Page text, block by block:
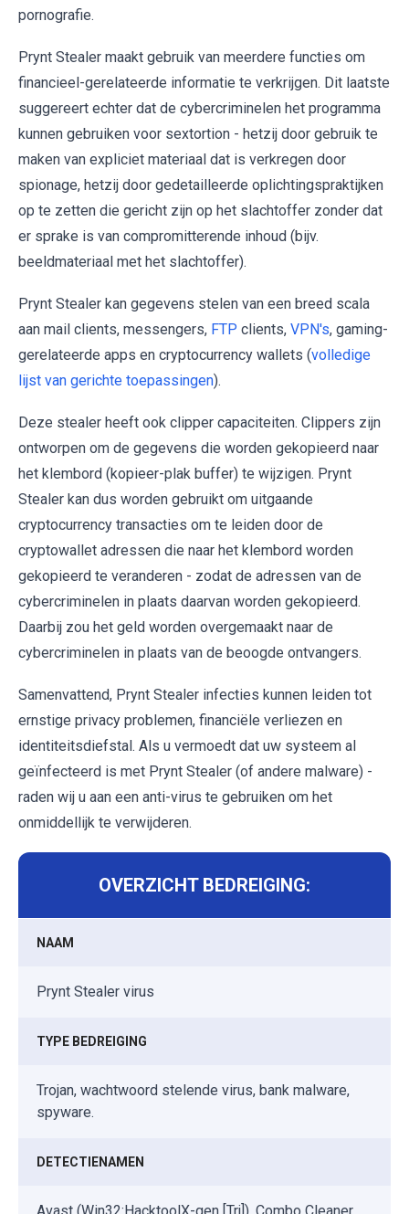
pornografie.
Prynt Stealer maakt gebruik van meerdere functies om
financieel-gerelateerde informatie te verkrijgen. Dit laatste
suggereert echter dat de cybercriminelen het programma
kunnen gebruiken voor sextortion - hetzij door gebruik te
maken van expliciet materiaal dat is verkregen door
spionage, hetzij door gedetailleerde oplichtingspraktijken
op te zetten die gericht zijn op het slachtoffer zonder dat
er sprake is van compromitterende inhoud (bijv.
beeldmateriaal met het slachtoffer).
Prynt Stealer kan gegevens stelen van een breed scala
aan mail clients, messengers, FTP clients, VPN's, gaming-
gerelateerde apps en cryptocurrency wallets (volledige
lijst van gerichte toepassingen).
Deze stealer heeft ook clipper capaciteiten. Clippers zijn
ontworpen om de gegevens die worden gekopieerd naar
het klembord (kopieer-plak buffer) te wijzigen. Prynt
Stealer kan dus worden gebruikt om uitgaande
cryptocurrency transacties om te leiden door de
cryptowallet adressen die naar het klembord worden
gekopieerd te veranderen - zodat de adressen van de
cybercriminelen in plaats daarvan worden gekopieerd.
Daarbij zou het geld worden overgemaakt naar de
cybercriminelen in plaats van de beoogde ontvangers.
Samenvattend, Prynt Stealer infecties kunnen leiden tot
ernstige privacy problemen, financiële verliezen en
identiteitsdiefstal. Als u vermoedt dat uw systeem al
geïnfecteerd is met Prynt Stealer (of andere malware) -
raden wij u aan een anti-virus te gebruiken om het
onmiddellijk te verwijderen.
OVERZICHT BEDREIGING:
NAAM
Prynt Stealer virus
TYPE BEDREIGING
Trojan, wachtwoord stelende virus, bank malware,
spyware.
DETECTIENAMEN